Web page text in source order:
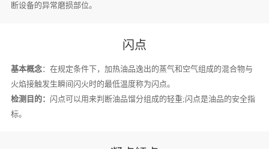
断设备的异常磨损部位。
闪点
基本概念：在规定条件下，加热油品逸出的蒸气和空气组成的混合物与
火焰接触发生瞬间闪火时的最低温度称为闪点。
检测目的： 闪点可以用来判断油品馏分组成的轻重;闪点是油品的安全指
标。